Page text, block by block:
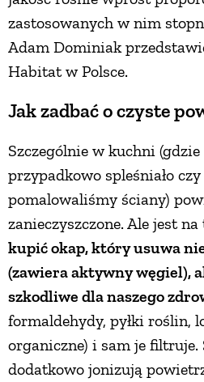
zastosowanych w nim
Adam Dominiak
Habitat w Polsce.
Jak zadbać o czyste
Szczególnie w kuchni
przypadkowo spleśniało czy
pomalowaliśmy ściany)
zanieczyszczone. Ale jest
kupić okap, który usuwa
(zawiera aktywny węgiel),
szkodliwe dla naszego
formaldehydy, pyłki roślin,
organiczne) i sam je filtruje.
dodatkowo jonizują
INNE